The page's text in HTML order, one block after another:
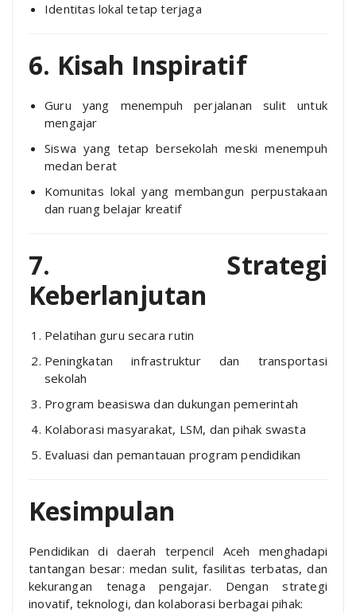
Identitas lokal tetap terjaga
6. Kisah Inspiratif
Guru yang menempuh perjalanan sulit untuk
mengajar
Siswa yang tetap bersekolah meski menempuh
medan berat
Komunitas lokal yang membangun perpustakaan
dan ruang belajar kreatif
7. Strategi
Keberlanjutan
Pelatihan guru secara rutin
Peningkatan infrastruktur dan transportasi
sekolah
Program beasiswa dan dukungan pemerintah
Kolaborasi masyarakat, LSM, dan pihak swasta
Evaluasi dan pemantauan program pendidikan
Kesimpulan
Pendidikan di daerah terpencil Aceh menghadapi
tantangan besar: medan sulit, fasilitas terbatas, dan
kekurangan tenaga pengajar. Dengan strategi
inovatif, teknologi, dan kolaborasi berbagai pihak: